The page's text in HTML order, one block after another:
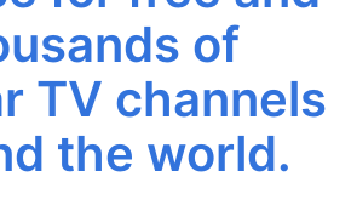
of
TV channels
the world.